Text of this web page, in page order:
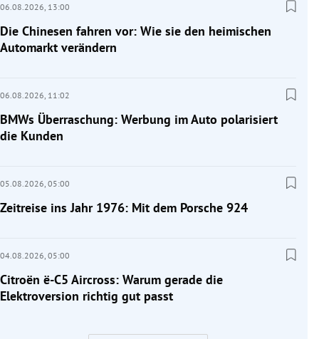
06.08.2026, 13:00
Die Chinesen fahren vor: Wie sie den heimischen
Automarkt verändern
06.08.2026, 11:02
BMWs Überraschung: Werbung im Auto polarisiert
die Kunden
05.08.2026, 05:00
Zeitreise ins Jahr 1976: Mit dem Porsche 924
04.08.2026, 05:00
Citroën ë-C5 Aircross: Warum gerade die
Elektroversion richtig gut passt